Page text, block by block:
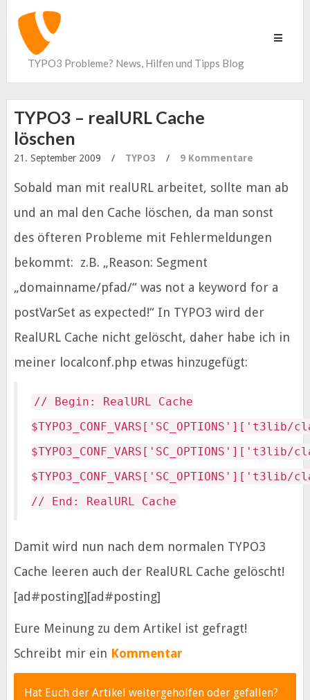
Toggle
TYPO3 Probleme? News, Hilfen und Tipps Blog
TYPO3 – realURL Cache
löschen
21. September 2009 / TYPO3 / 9 Kommentare
Sobald man mit realURL arbeitet, sollte man ab
und an mal den Cache löschen, da man sonst
des öfteren Probleme mit Fehlermeldungen
bekommt: z.B. „Reason: Segment
„domainname/pfad/“ was not a keyword for a
postVarSet as expected!“ In TYPO3 wird der
RealURL Cache nicht gelöscht, daher habe ich in
meiner localconf.php etwas hinzugefügt:
// Begin: RealURL Cache
// End: RealURL Cache
Damit wird nun nach dem normalen TYPO3
Cache leeren auch der RealURL Cache gelöscht!
[ad#posting][ad#posting]
Eure Meinung zu dem Artikel ist gefragt!
Schreibt mir ein Kommentar
Hat Euch der Artikel weitergeholfen oder gefallen?